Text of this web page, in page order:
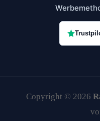
Copyright © 2026